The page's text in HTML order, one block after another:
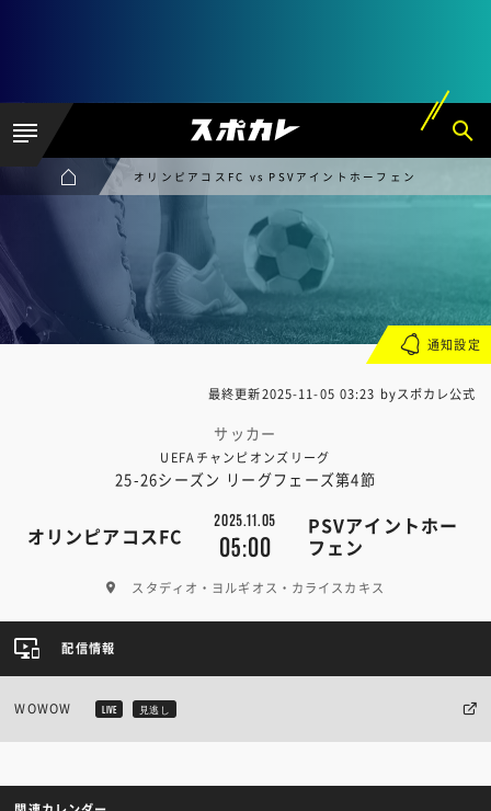
オリンピアコスFC vs PSVアイントホーフェン
最終更新2025-11-05 03:23 byスポカレ公式
サッカー
UEFAチャンピオンズリーグ
25-26シーズン リーグフェーズ第4節
オリンピアコスFC
2025.11.05
05:00
PSVアイントホー
フェン
スタディオ・ヨルギオス・カライスカキス
通知設定
配信情報
WOWOW LIVE 見逃し